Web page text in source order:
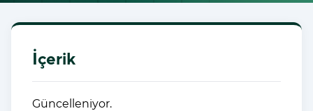
İçerik
Güncelleniyor.